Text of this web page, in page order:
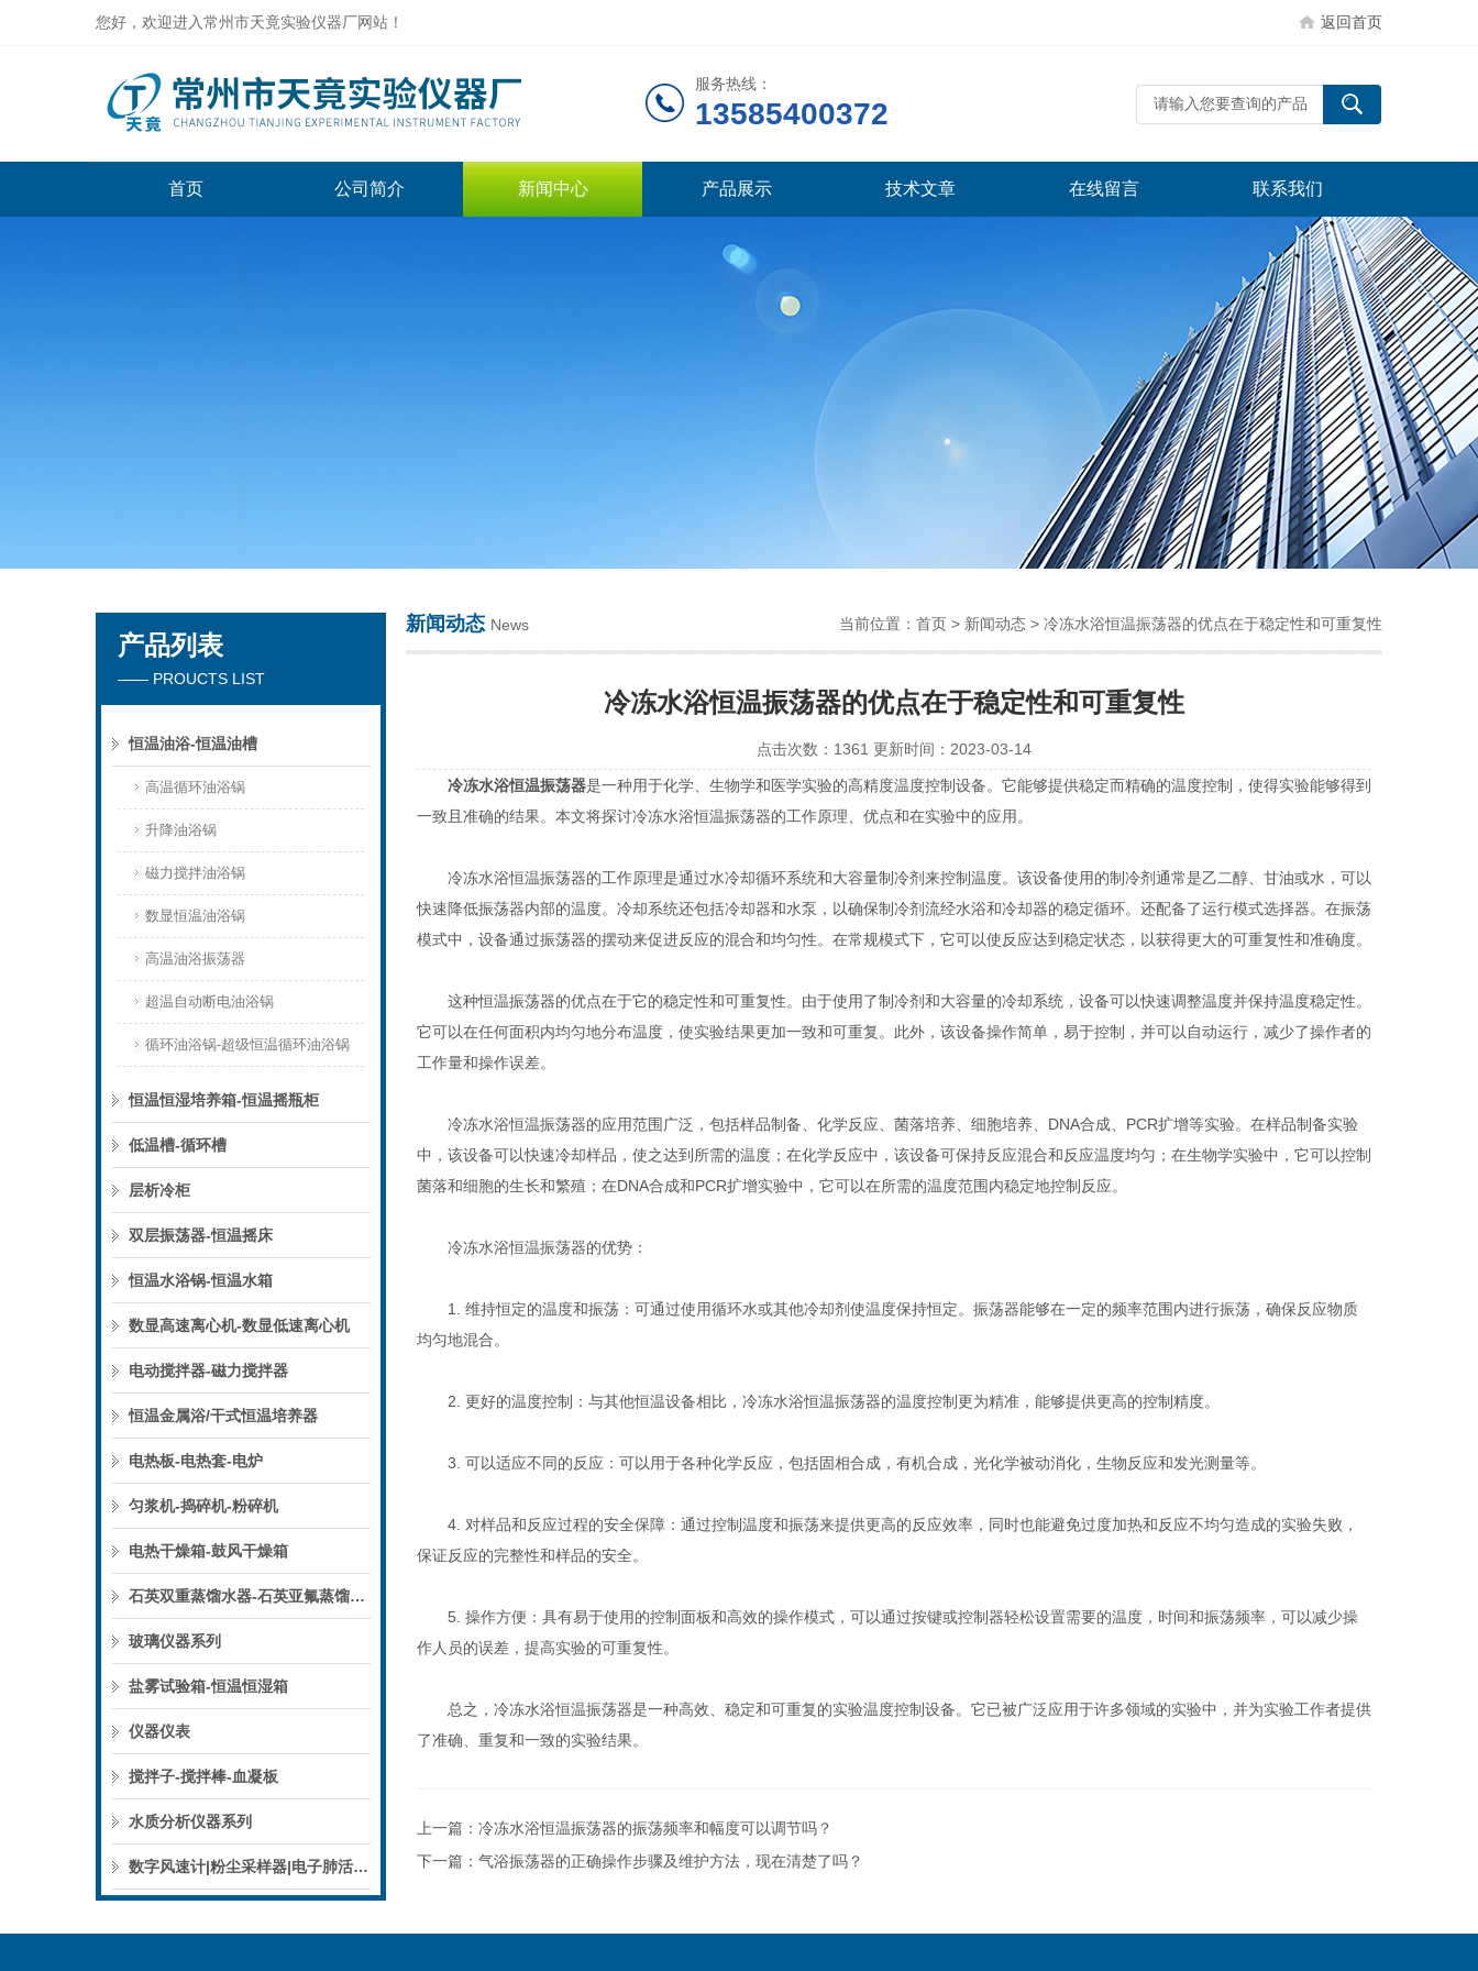
您好，欢迎进入常州市天竟实验仪器厂网站！ 返回首页
服务热线：
13585400372
首页 公司简介 新闻中心 产品展示 技术文章 在线留言 联系我们
产品列表
—— PROUCTS LIST
恒温油浴-恒温油槽
高温循环油浴锅
升降油浴锅
磁力搅拌油浴锅
数显恒温油浴锅
高温油浴振荡器
超温自动断电油浴锅
循环油浴锅-超级恒温循环油浴锅
恒温恒湿培养箱-恒温摇瓶柜
低温槽-循环槽
层析冷柜
双层振荡器-恒温摇床
恒温水浴锅-恒温水箱
数显高速离心机-数显低速离心机
电动搅拌器-磁力搅拌器
恒温金属浴/干式恒温培养器
电热板-电热套-电炉
匀浆机-捣碎机-粉碎机
电热干燥箱-鼓风干燥箱
石英双重蒸馏水器-石英亚氟蒸馏水器
玻璃仪器系列
盐雾试验箱-恒温恒湿箱
仪器仪表
搅拌子-搅拌棒-血凝板
水质分析仪器系列
数字风速计|粉尘采样器|电子肺活量计
新闻动态 News 当前位置： 首页 > 新闻动态 > 冷冻水浴恒温振荡器的优点在于稳定性和可重复性
冷冻水浴恒温振荡器的优点在于稳定性和可重复性
点击次数：1361 更新时间：2023-03-14
冷冻水浴恒温振荡器是一种用于化学、生物学和医学实验的高精度温度控制设备。它能够提供稳定而精确的温度控制，使得实验能够得到
一致且准确的结果。本文将探讨冷冻水浴恒温振荡器的工作原理、优点和在实验中的应用。
冷冻水浴恒温振荡器的工作原理是通过水冷却循环系统和大容量制冷剂来控制温度。该设备使用的制冷剂通常是乙二醇、甘油或水，可以
快速降低振荡器内部的温度。冷却系统还包括冷却器和水泵，以确保制冷剂流经水浴和冷却器的稳定循环。还配备了运行模式选择器。在振荡
模式中，设备通过振荡器的摆动来促进反应的混合和均匀性。在常规模式下，它可以使反应达到稳定状态，以获得更大的可重复性和准确度。
这种恒温振荡器的优点在于它的稳定性和可重复性。由于使用了制冷剂和大容量的冷却系统，设备可以快速调整温度并保持温度稳定性。
它可以在任何面积内均匀地分布温度，使实验结果更加一致和可重复。此外，该设备操作简单，易于控制，并可以自动运行，减少了操作者的
工作量和操作误差。
冷冻水浴恒温振荡器的应用范围广泛，包括样品制备、化学反应、菌落培养、细胞培养、DNA合成、PCR扩增等实验。在样品制备实验
中，该设备可以快速冷却样品，使之达到所需的温度；在化学反应中，该设备可保持反应混合和反应温度均匀；在生物学实验中，它可以控制
菌落和细胞的生长和繁殖；在DNA合成和PCR扩增实验中，它可以在所需的温度范围内稳定地控制反应。
冷冻水浴恒温振荡器的优势：
1. 维持恒定的温度和振荡：可通过使用循环水或其他冷却剂使温度保持恒定。振荡器能够在一定的频率范围内进行振荡，确保反应物质
均匀地混合。
2. 更好的温度控制：与其他恒温设备相比，冷冻水浴恒温振荡器的温度控制更为精准，能够提供更高的控制精度。
3. 可以适应不同的反应：可以用于各种化学反应，包括固相合成，有机合成，光化学被动消化，生物反应和发光测量等。
4. 对样品和反应过程的安全保障：通过控制温度和振荡来提供更高的反应效率，同时也能避免过度加热和反应不均匀造成的实验失败，
保证反应的完整性和样品的安全。
5. 操作方便：具有易于使用的控制面板和高效的操作模式，可以通过按键或控制器轻松设置需要的温度，时间和振荡频率，可以减少操
作人员的误差，提高实验的可重复性。
总之，冷冻水浴恒温振荡器是一种高效、稳定和可重复的实验温度控制设备。它已被广泛应用于许多领域的实验中，并为实验工作者提供
了准确、重复和一致的实验结果。
上一篇： 冷冻水浴恒温振荡器的振荡频率和幅度可以调节吗？
下一篇： 气浴振荡器的正确操作步骤及维护方法，现在清楚了吗？